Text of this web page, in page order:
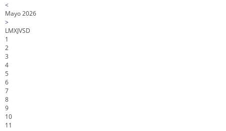
<
Mayo 2026
>
LMXJVSD
1
2
3
4
5
6
7
8
9
10
11